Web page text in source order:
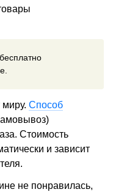
Способ
Стоимость
и зависит
не понравилась,